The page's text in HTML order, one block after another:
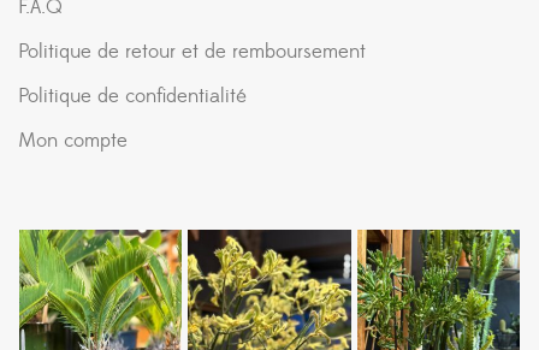
F.A.Q
Politique de retour et de remboursement
Politique de confidentialité
Mon compte